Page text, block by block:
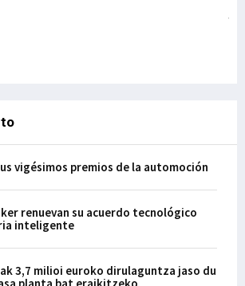
vigésimos premios de la automoción
renuevan su acuerdo tecnológico
inteligente
3,7 milioi euroko dirulaguntza jaso du